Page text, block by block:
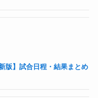
版】試合日程・結果まとめ